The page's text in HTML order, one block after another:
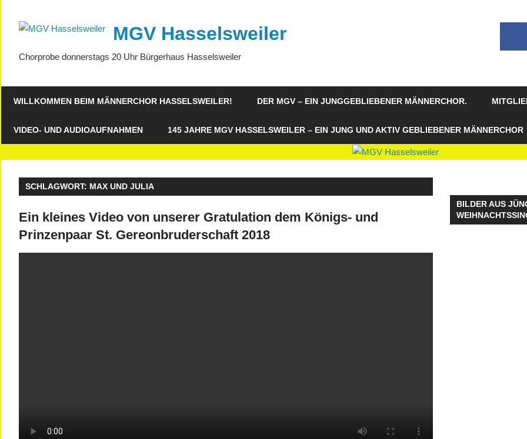
Inhalt
MGV Hasselsweiler
Chorprobe donnerstags 20 Uhr Bürgerhaus Hasselsweiler
WILLKOMMEN BEIM MÄNNERCHOR HASSELSWEILER! DER MGV – EIN JUNGGEBLIEBENER MÄNNERCHOR.
VIDEO- UND AUDIOAUFNAHMEN 145 JAHRE MGV HASSELSWEILER – EIN JUNG UND AKTIV GEBLIEBENER MÄNNERCHOR
SCHLAGWORT: MAX UND JULIA
Ein kleines Video von unserer Gratulation dem Königs- und
Prinzenpaar St. Gereonbruderschaft 2018
BILDER AUS